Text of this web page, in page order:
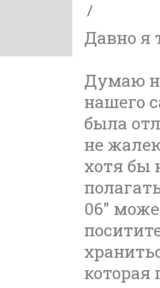
Давно я
Думаю
нашего
была
не
хотя бы
06"
которая